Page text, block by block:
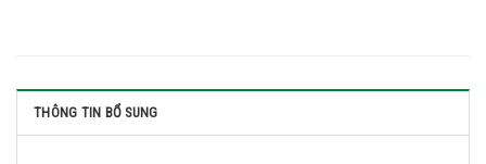
THÔNG TIN BỔ SUNG